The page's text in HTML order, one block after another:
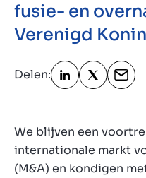
Over ons
Contact
NL
fusie- en
Verenigd
Delen:
We blijven een
internationale markt
(M&A) en kondigen